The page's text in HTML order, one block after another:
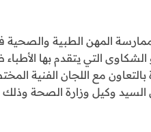
المهن الطبية والصحية
التي يتقدم بها
مع اللجان الفنية
السيد وكيل وزارة الصحة